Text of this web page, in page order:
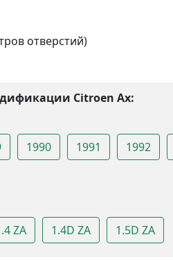
отверстий)
Citroen Ax:
1990 1991 1992
ZA 1.4D ZA 1.5D ZA